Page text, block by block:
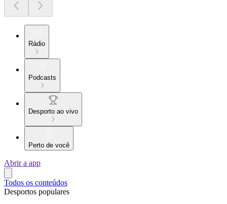
Rádio
Podcasts
Desporto ao vivo
Perto de você
Abrir a app
Todos os conteúdos
Desportos populares